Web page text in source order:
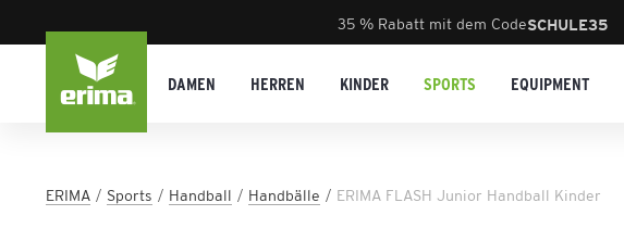
35 % Rabatt mit dem CodeSCHULE35
DAMEN HERREN KINDER SPORTS EQUIPMENT
ERIMA Sports Handball Handbälle ERIMA FLASH Junior Handball Kinder